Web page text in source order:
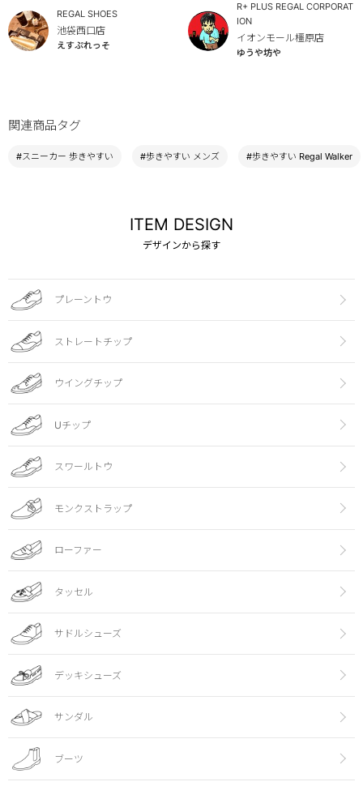
REGAL SHOES
池袋西口店
えすぷれっそ
R+ PLUS REGAL CORPORAT
ION
イオンモール橿原店
ゆうや坊や
関連商品タグ
#スニーカー 歩きやすい #歩きやすい メンズ #歩きやすい Regal Walker
ITEM DESIGN
デザインから探す
プレーントウ
ストレートチップ
ウイングチップ
Uチップ
スワールトウ
モンクストラップ
ローファー
タッセル
サドルシューズ
デッキシューズ
サンダル
ブーツ